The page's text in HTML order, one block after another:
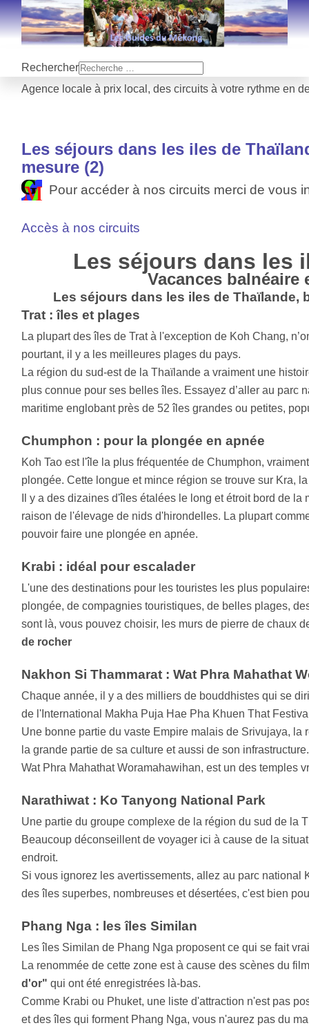
Rechercher
Agence locale à prix local, des circuits à votre rythme en
Les séjours dans les iles de
mesure (2)
Pour accéder à nos circuits merci de vous
Accès à nos circuits
Les séjours dans les
Vacances balnéaire
Les séjours dans les iles de Thaïlande,
Trat : îles et plages
La plupart des îles de Trat à l'exception de Koh Chang,
pourtant, il y a les meilleures plages du pays.
La région du sud-est de la Thaïlande a vraiment une
plus connue pour ses belles îles. Essayez d’aller au parc
maritime englobant près de 52 îles grandes ou petites,
Chumphon : pour la plongée en apnée
Koh Tao est l'île la plus fréquentée de Chumphon,
plongée. Cette longue et mince région se trouve sur Kra,
Il y a des dizaines d'îles étalées le long et étroit bord de
raison de l'élevage de nids d'hirondelles. La plupart
pouvoir faire une plongée en apnée.
Krabi : idéal pour escalader
L'une des destinations pour les touristes les plus
plongée, de compagnies touristiques, de belles plages,
sont là, vous pouvez choisir, les murs de pierre de chaux
de rocher
Nakhon Si Thammarat : Wat Phra Mahathat
Chaque année, il y a des milliers de bouddhistes qui se
de l'International Makha Puja Hae Pha Khuen That
Une bonne partie du vaste Empire malais de Srivujaya,
la grande partie de sa culture et aussi de son infrastructure.
Wat Phra Mahathat Woramahawihan, est un des temples
Narathiwat : Ko Tanyong National Park
Une partie du groupe complexe de la région du sud de la
Beaucoup déconseillent de voyager ici à cause de la
endroit.
Si vous ignorez les avertissements, allez au parc national
des îles superbes, nombreuses et désertées, c'est bien
Phang Nga : les îles Similan
Les îles Similan de Phang Nga proposent ce qui se fait
La renommée de cette zone est à cause des scènes du
d'or" qui ont été enregistrées là-bas.
Comme Krabi ou Phuket, une liste d'attraction n'est pas
et des îles qui forment Phang Nga, vous n'aurez pas du